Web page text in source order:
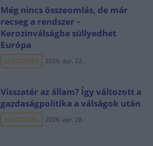
Még nincs összeomlás, de már
recseg a rendszer –
Kerozinválságba süllyedhet
Európa
ELEMZÉSEK 2026. ápr. 22.
Visszatér az állam? Így változott a
gazdaságpolitika a válságok után
ELEMZÉSEK 2026. ápr. 28.